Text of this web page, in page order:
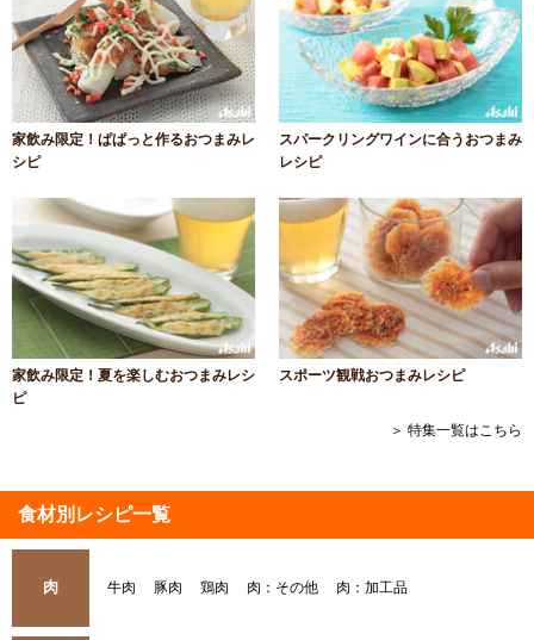
家飲み限定！ぱぱっと作るおつまみレ
シピ
スパークリングワインに合うおつまみ
レシピ
家飲み限定！夏を楽しむおつまみレシ
ピ
スポーツ観戦おつまみレシピ
＞ 特集一覧はこちら
食材別レシピ一覧
肉 牛肉 豚肉 鶏肉 肉：その他 肉：加工品